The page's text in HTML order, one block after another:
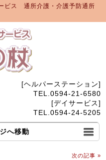
ビス 通所介護・介護予防通所
[ヘルパーステーション]
TEL.0594-21-6580
[デイサービス]
TEL.0594-24-5205
へ移動
次の記事 »